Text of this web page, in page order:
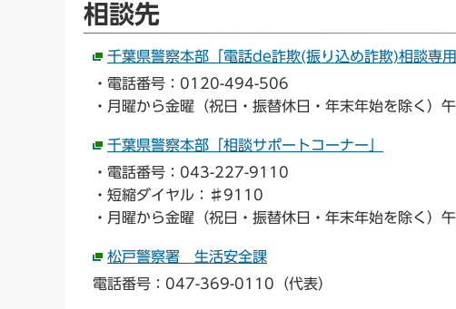
相談先
千葉県警察本部「電話de詐欺(振り込め詐欺)相談専用
・電話番号：0120-494-506
・月曜から金曜（祝日・振替休日・年末年始を除く
千葉県警察本部「相談サポートコーナー」
・電話番号：043-227-9110
・短縮ダイヤル：♯9110
・月曜から金曜（祝日・振替休日・年末年始を除く
松戸警察署 生活安全課
電話番号：047-369-0110（代表）